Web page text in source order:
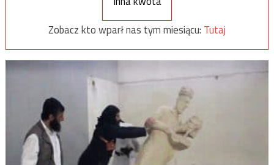
Zobacz kto wparł nas tym miesiącu: Tutaj